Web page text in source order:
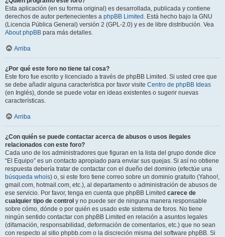
Esta aplicación (en su forma original) es desarrollada, publicada y contiene
derechos de autor pertenecientes a phpBB Limited . Está hecho bajo la GNU
(Licencia Pública General) versión 2 (GPL-2.0) y es de libre distribución. Vea
About phpBB para más detalles.
Arriba
¿Por qué este foro no tiene tal cosa?
Este foro fue escrito y licenciado a través de phpBB Limited. Si usted cree que
se debe añadir alguna característica por favor visite Centro de phpBB Ideas
(en Inglés), donde se puede votar en ideas existentes o sugerir nuevas
características.
Arriba
¿Con quién se puede contactar acerca de abusos o usos ilegales
relacionados con este foro?
Cada uno de los administradores que figuran en la lista del grupo donde dice
“El Equipo” es un contacto apropiado para enviar sus quejas. Si así no obtiene
respuesta debería tratar de contactar con el dueño del dominio (efectúe una
búsqueda whois) o, si este foro tiene correo sobre un dominio gratuito (Yahoo!,
gmail.com, hotmail.com, etc.), al departamento o administración de abusos de
ese servicio. Por favor, tenga en cuenta que phpBB Limited carece de
cualquier tipo de control y no puede ser de ninguna manera responsable
sobre cómo, dónde o por quién es usado este sistema de foros. No tiene
ningún sentido contactar con phpBB Limited en relación a asuntos legales
(difamación, responsabilidad, deformación de comentarios, etc.) que no sean
con respecto al sitio phpbb.com o la discreción misma del software phpBB. Si